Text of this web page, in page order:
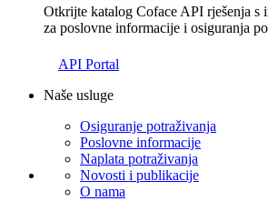
Otkrijte katalog Coface API rješenja s
za poslovne informacije i osiguranja
API Portal
Naše usluge
Osiguranje potraživanja
Poslovne informacije
Naplata potraživanja
Novosti i publikacije
O nama